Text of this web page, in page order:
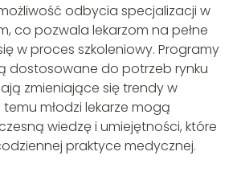
odbycia specjalizacji w
co pozwala lekarzom na pełne
w proces szkoleniowy. Programy
dostosowane do potrzeb rynku
zmieniające się trendy w
młodzi lekarze mogą
wiedzę i umiejętności, które
praktyce medycznej.